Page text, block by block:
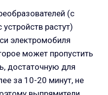
(с
растут)
электромобиля
может пропустить
достаточную для
за 10-20 минут, не